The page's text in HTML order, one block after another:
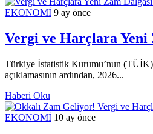
EKONOMİ 9 ay önce
Vergi ve Harçlara Yeni
Türkiye İstatistik Kurumu’nun
açıklamasının ardından, 2026...
Haberi Oku
EKONOMİ 10 ay önce